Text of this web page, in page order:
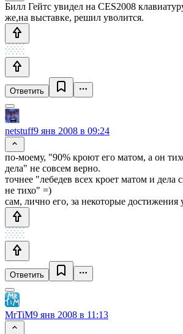
Билл Гейтс увидел на CES2008
же,на выставке, решил уволится.
Ответить
netstuff9 янв 2008 в 09:24
по-моему, "90% кроют его матом, а он
дела" не совсем верно.
точнее "лебедев всех кроет матом и дела
не тихо" =)
сам, лично его, за некоторые достижения
Ответить
MrTiM9 янв 2008 в 11:13